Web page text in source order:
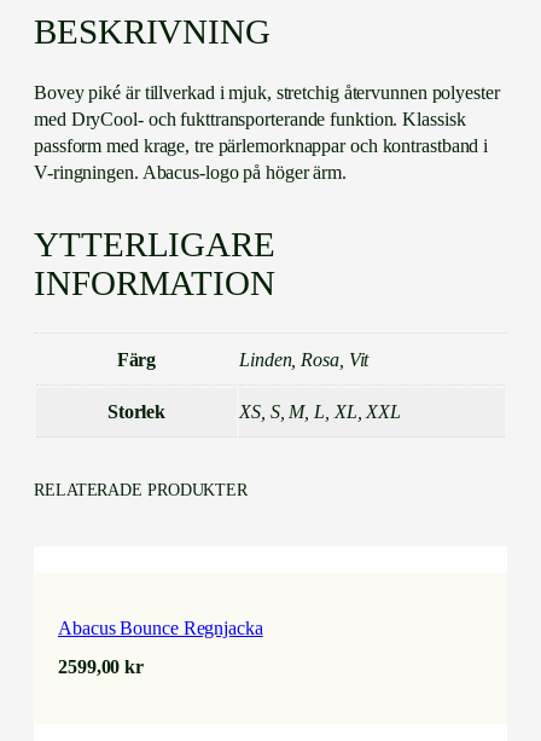
e
y
o
l
o
m
n
g
BESKRIVNING
Bovey piké är tillverkad i mjuk, stretchig återvunnen polyester
med DryCool- och fukttransporterande funktion. Klassisk
passform med krage, tre pärlemorknappar och kontrastband i
V-ringningen. Abacus-logo på höger ärm.
YTTERLIGARE
INFORMATION
Färg Linden, Rosa, Vit
Storlek XS, S, M, L, XL, XXL
RELATERADE PRODUKTER
Abacus Bounce Regnjacka
2599,00kr